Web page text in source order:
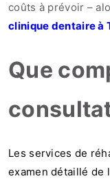
coûts à prévoir –
clinique dentaire à
Que
Les services de
examen détaillé de